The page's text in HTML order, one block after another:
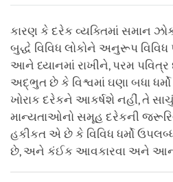
કારણ કે દરેક વ્યક્તિમાં સમાન
બુદ્ધે વિવિધ લોકોને અનુરૂપ
આને ધ્યાનમાં રાખીને, પરમ
અદ્ભુત છે કે વિશ્વમાં ઘણા બધા
ખોરાક દરેકને આકર્ષશે નહીં, તે
માન્યતાઓનો સમૂહ દરેકની
હકીકત એ છે કે વિવિધ ધર્મો
છે, અને કંઈક આવકારવા અને